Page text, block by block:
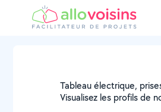
Tableau électrique,
Visualisez les profils de